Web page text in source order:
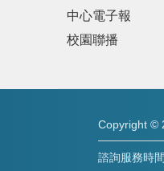
中心電子報
校園聯播
Copyright ©
諮詢服務時